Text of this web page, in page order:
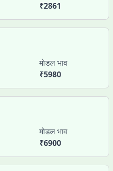
₹2861
मोडल भाव
₹5980
मोडल भाव
₹6900